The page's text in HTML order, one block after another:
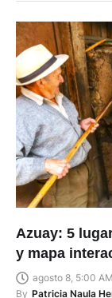
Azuay: 5
y mapa
agosto 8, 5:00 AM
By Patricia Naula